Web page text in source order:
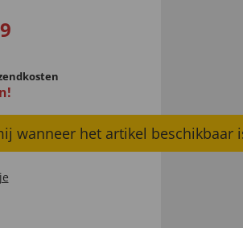
wanneer het artikel beschikbaar